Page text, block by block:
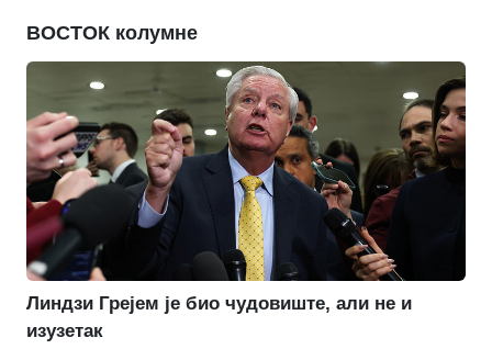
ВОСТОК колумне
Линдзи Грејем је био чудовиште, али не и
изузетак